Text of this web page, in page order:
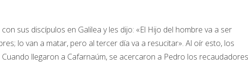
sus discípulos en Galilea y les dijo: «El Hijo del hombre va a ser
lo van a matar, pero al tercer día va a resucitar». Al oír esto, los
llegaron a Cafarnaúm, se acercaron a Pedro los recaudadores